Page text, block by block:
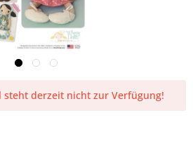
steht derzeit nicht zur Verfügung!